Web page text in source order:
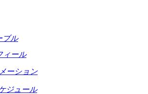
ブル
ィール
ーション
ジュール